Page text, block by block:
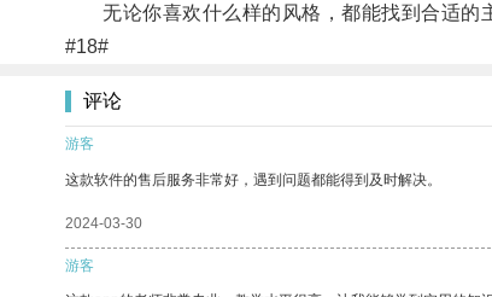
无论你喜欢什么样的风格，都能找到合适的
#18#
评论
游客
这款软件的售后服务非常好，遇到问题都能得到及时解决。
2024-03-30
游客